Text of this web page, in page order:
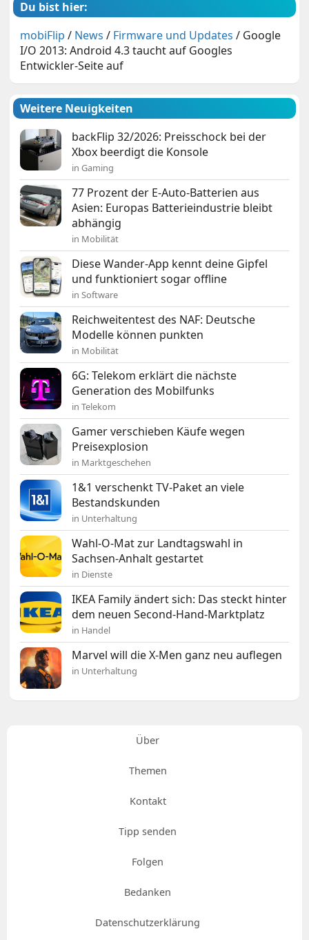
Du bist hier:
mobiFlip / News / Firmware und Updates / Google
I/O 2013: Android 4.3 taucht auf Googles
Entwickler-Seite auf
Weitere Neuigkeiten
backFlip 32/2026: Preisschock bei der
Xbox beerdigt die Konsole
in Gaming
77 Prozent der E-Auto-Batterien aus
Asien: Europas Batterieindustrie bleibt
abhängig
in Mobilität
Diese Wander-App kennt deine Gipfel
und funktioniert sogar offline
in Software
Reichweitentest des NAF: Deutsche
Modelle können punkten
in Mobilität
6G: Telekom erklärt die nächste
Generation des Mobilfunks
in Telekom
Gamer verschieben Käufe wegen
Preisexplosion
in Marktgeschehen
1&1 verschenkt TV-Paket an viele
Bestandskunden
in Unterhaltung
Wahl-O-Mat zur Landtagswahl in
Sachsen-Anhalt gestartet
in Dienste
IKEA Family ändert sich: Das steckt hinter
dem neuen Second-Hand-Marktplatz
in Handel
Marvel will die X-Men ganz neu auflegen
in Unterhaltung
Über
Themen
Kontakt
Tipp senden
Folgen
Bedanken
Datenschutzerklärung